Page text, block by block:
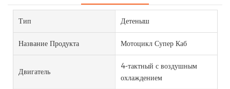
Тип Детеныш
Название Продукта Мотоцикл Супер Каб
Двигатель
4-тактный с воздушным
охлаждением